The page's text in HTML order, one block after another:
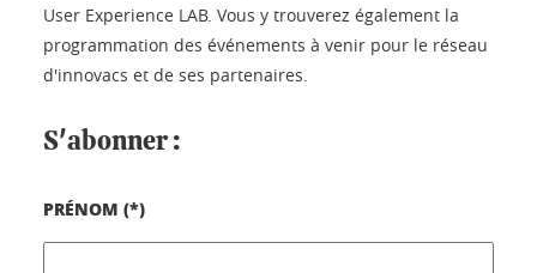
User Experience LAB. Vous y trouverez également la
programmation des événements à venir pour le réseau
d'innovacs et de ses partenaires.
S'abonner :
PRÉNOM (*)